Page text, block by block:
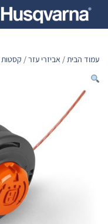
content
עמוד הבית/ אביזרי עזר/ קסטות